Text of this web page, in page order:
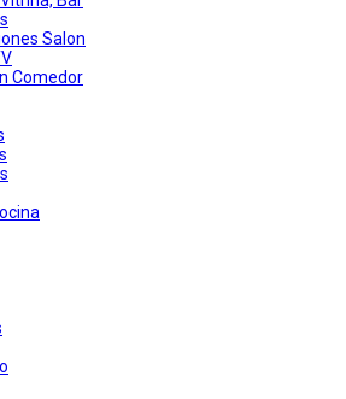
Salon
Comedor